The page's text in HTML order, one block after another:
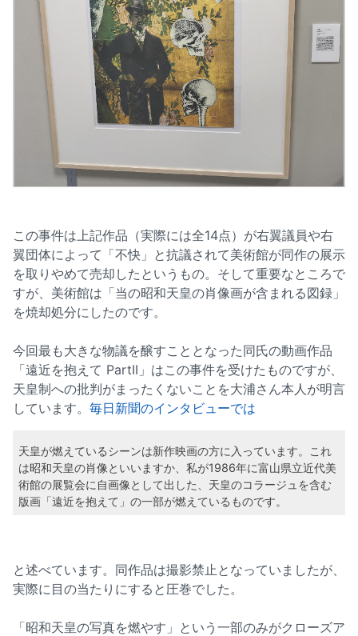
この事件は上記作品（実際には全14点）が右翼議員や右
翼団体によって「不快」と抗議されて美術館が同作の展示
を取りやめて売却したというもの。そして重要なところで
すが、美術館は「当の昭和天皇の肖像画が含まれる図録」
を焼却処分にしたのです。
今回最も大きな物議を醸すこととなった同氏の動画作品
「遠近を抱えて PartII」はこの事件を受けたものですが、
天皇制への批判がまったくないことを大浦さん本人が明言
しています。 毎日新聞のインタビューでは
天皇が燃えているシーンは新作映画の方に入っています。これ
は昭和天皇の肖像といいますか、私が1986年に富山県立近代美
術館の展覧会に自画像として出した、天皇のコラージュを含む
版画「遠近を抱えて」の一部が燃えているものです。
と述べています。同作品は撮影禁止となっていましたが、
実際に目の当たりにすると圧巻でした。
「昭和天皇の写真を燃やす」という一部のみがクローズア